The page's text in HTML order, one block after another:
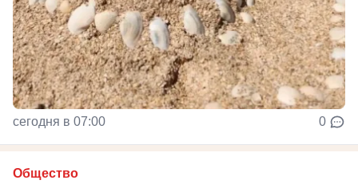
сегодня в 07:00 0
Общество